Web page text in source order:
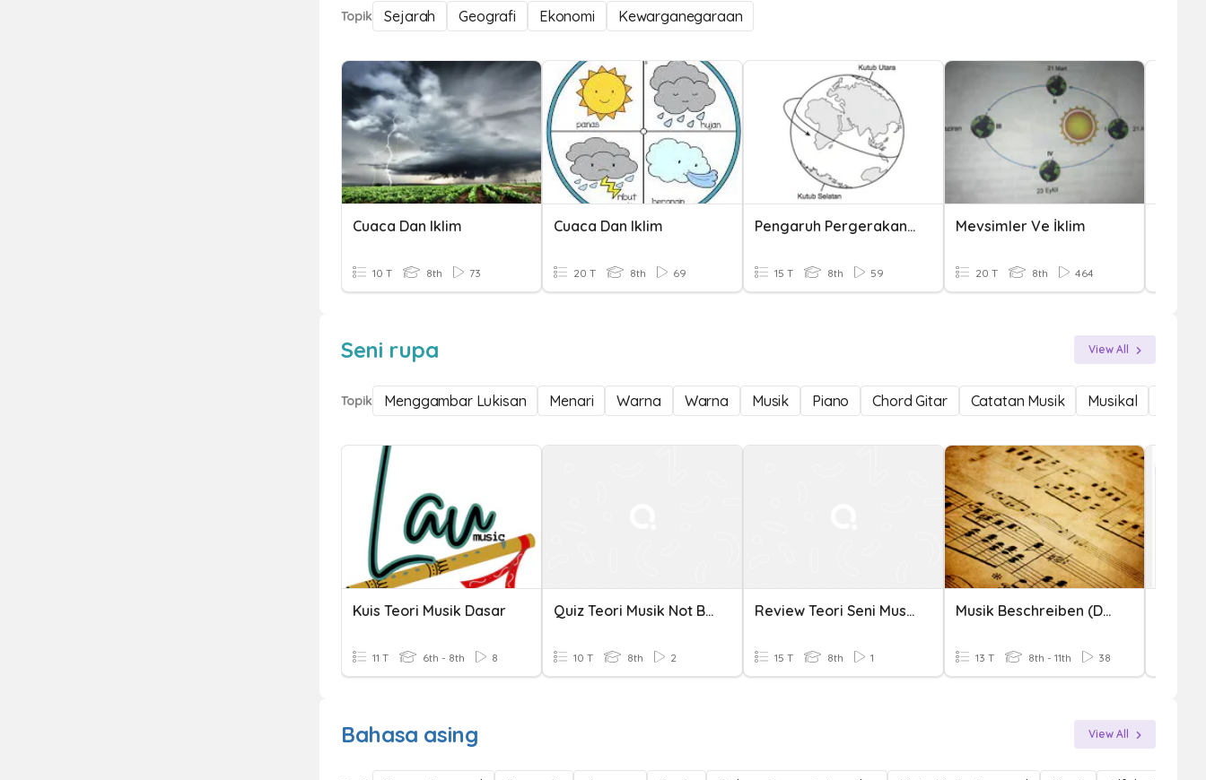
Topik Sejarah Geografi Ekonomi Kewarganegaraan
Cuaca Dan Iklim
10 T 8th 73
Cuaca Dan Iklim
20 T 8th 69
Pengaruh Pergerakan Bumi Terhadap Cuaca Dan Iklim
15 T 8th 59
Mevsimler Ve İklim
20 T 8th 464
Seni rupa View All
Topik Menggambar Lukisan Menari Warna Warna Musik Piano Chord Gitar Catatan Musik Musikal
Kuis Teori Musik Dasar
11 T 6th - 8th 8
Quiz Teori Musik Not Balok
10 T 8th 2
Review Teori Seni Musik
15 T 8th 1
Musik Beschreiben (Describing Music)
13 T 8th - 11th 38
Bahasa asing View All